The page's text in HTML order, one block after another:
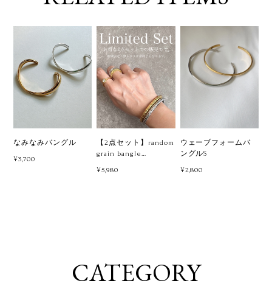
なみなみバングル
¥3,700
【2点セット】random
grain bangle
¥5,980
ウェーブフォームバ
ングルS
¥2,800
CATEGORY